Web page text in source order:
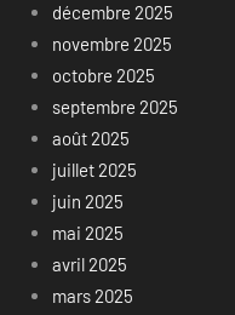
décembre 2025
novembre 2025
octobre 2025
septembre 2025
août 2025
juillet 2025
juin 2025
mai 2025
avril 2025
mars 2025